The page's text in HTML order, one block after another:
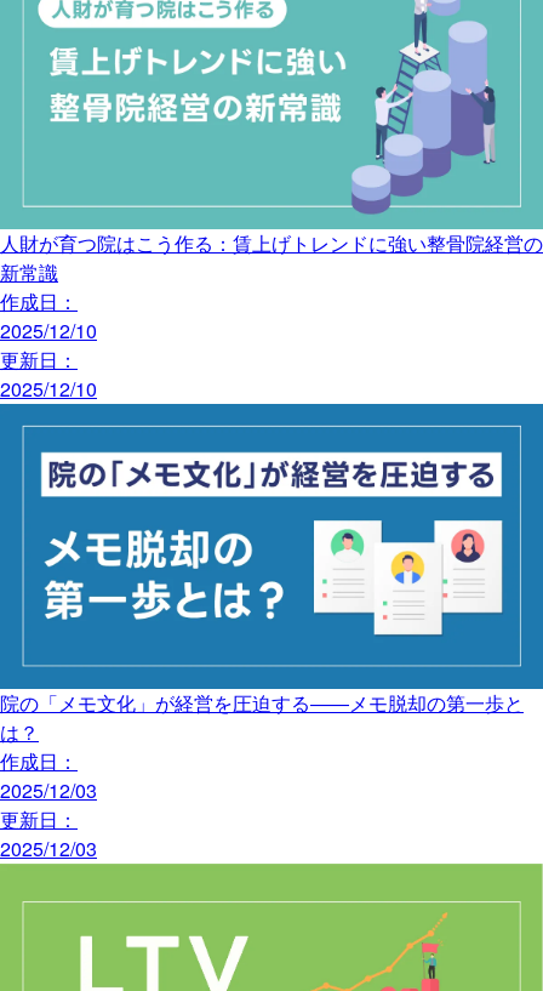
人財が育つ院はこう作る：賃上げトレンドに強い整骨院経営の
新常識
作成日：
2025/12/10
更新日：
2025/12/10
院の「メモ文化」が経営を圧迫する――メモ脱却の第一歩と
は？
作成日：
2025/12/03
更新日：
2025/12/03